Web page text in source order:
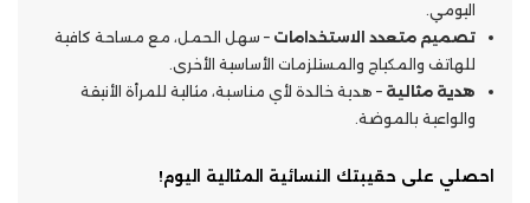
اليومي.
تصميم متعدد الاستخدامات – سهل الحمل، مع مساحة كافية
للهاتف والمكياج والمستلزمات الأساسية الأخرى.
هدية مثالية – هدية خالدة لأي مناسبة، مثالية للمرأة الأنيقة
والواعية بالموضة.
احصلي على حقيبتك النسائية المثالية اليوم!